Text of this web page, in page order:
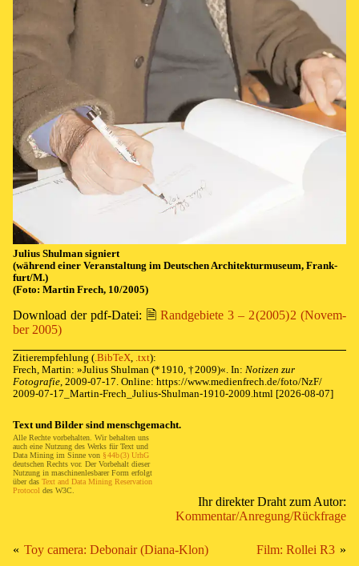
Julius Shulman sig­niert
(wäh­rend ei­ner Ver­an­stal­tung im Deut­schen Ar­chi­tek­tur­mu­se­um, Frank­
furt/M.)
(Fo­to: Mar­tin Frech, 10/2005)
Down­load der pdf-Da­tei: 🗎 ⁠ ⁠Rand­ge­biete 3 – 2 (2005) 2 (No­vem­
ber 2005)
Zitierempfehlung (.BibTeX, .txt):
Frech, Martin: »Julius Shulman (*⁠ ⁠1910, †⁠ ⁠2009)«. In: Notizen zur
Fotografie, 2009-07-17. Online: https://www.medienfrech.de/foto/NzF/
2009-07-17_ Martin-Frech_ Julius-Shulman-1910-2009.html [2026-08-07]
Text und Bil­der sind mensch­ge­macht.
Al­le Rech­te vor­be­hal­ten. Wir be­hal­ten uns
auch eine Nutz­ung des Werks fürText und
Da­ta Min­ing im Sin­ne von §⁠ ⁠44b⁠ ⁠(3) UrhG
deut­schen Rechts vor. Der Vor­be­halt die­ser
Nut­zung in ma­schi­nen­les­ba­rer Form er­folgt
über das Text and Da­ta Min­ing Res­er­va­tion
Pro­to­col des W3C
Ihr di­rek­ter Draht zum Au­tor:
Kom­men­tar/An­re­gung/Rück­fra­ge
« Toy cam­era: Debon­air (Di­a­na-Klon) Film: Rollei R3 »